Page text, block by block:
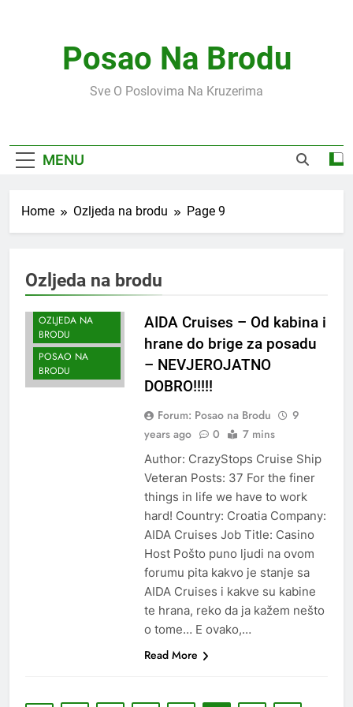
Posao Na Brodu
Sve O Poslovima Na Kruzerima
MENU
Home Ozljeda na brodu Page 9
Ozljeda na brodu
OZLJEDA NA
BRODU
POSAO NA
BRODU
AIDA Cruises – Od kabina i
hrane do brige za posadu
– NEVJEROJATNO
DOBRO!!!!!
Forum: Posao na Brodu
9
years ago
0 7 mins
Author: CrazyStops Cruise Ship
Veteran Posts: 37 For the finer
things in life we have to work
hard! Country: Croatia Company:
AIDA Cruises Job Title: Casino
Host Pošto puno ljudi na ovom
forumu pita kakvo je stanje sa
AIDA Cruises i kakve su kabine
te hrana, reko da ja kažem nešto
o tome… E ovako,…
Read More